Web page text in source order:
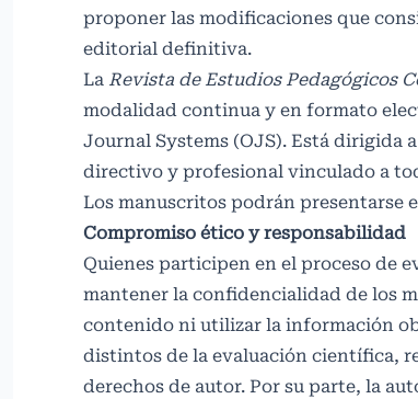
proponer las modificaciones que
editorial definitiva.
La Revista de Estudios Pedagógicos
modalidad continua y en formato
Journal Systems (OJS). Está dirigida
directivo y profesional vinculado a
Los manuscritos podrán presentarse
Compromiso ético y responsabilidad
Quienes participen en el proceso de
mantener la confidencialidad de los
contenido ni utilizar la información
distintos de la evaluación científica,
derechos de autor. Por su parte, la